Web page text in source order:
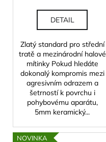
DETAIL
Zlatý standard pro střední
tratě a mezinárodní halové
mítinky Pokud hledáte
dokonalý kompromis mezi
agresivním odrazem a
šetrností k povrchu i
pohybovému aparátu,
5mm keramický...
NOVINKA